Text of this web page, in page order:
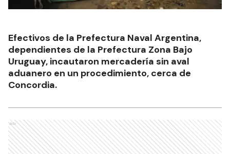
Efectivos de la Prefectura Naval Argentina,
dependientes de la Prefectura Zona Bajo
Uruguay, incautaron mercadería sin aval
aduanero en un procedimiento, cerca de
Concordia.
Ads